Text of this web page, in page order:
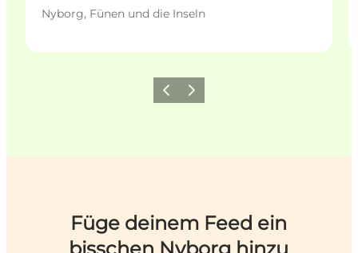
Nyborg, Fünen und die Inseln
ZurückWeiter
Füge deinem Feed ein